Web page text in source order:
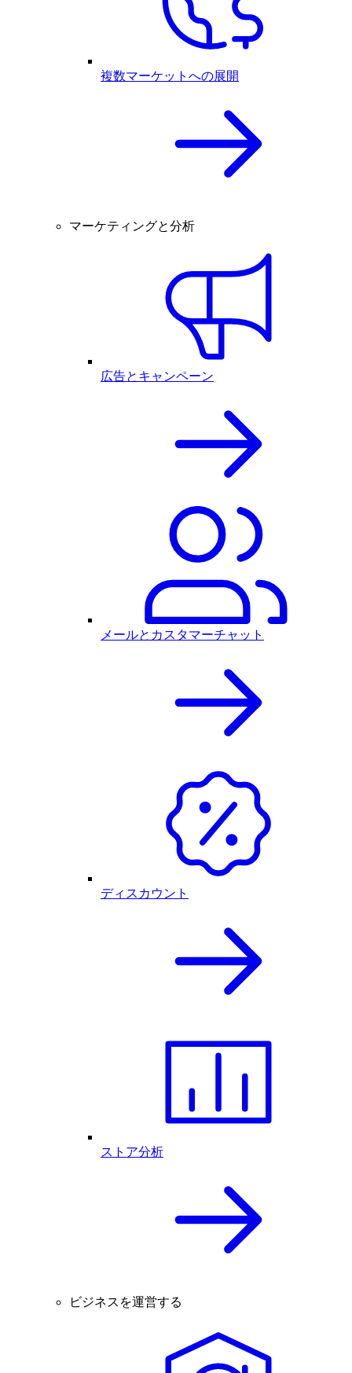
複数マーケットへの展開
マーケティングと分析
広告とキャンペーン
メールとカスタマーチャット
ディスカウント
ストア分析
ビジネスを運営する